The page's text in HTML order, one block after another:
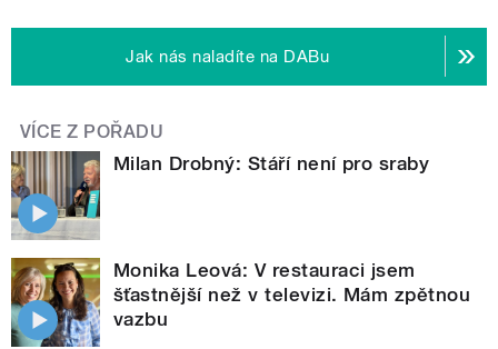
Jak nás naladíte na DABu
VÍCE Z POŘADU
Milan Drobný: Stáří není pro sraby
Monika Leová: V restauraci jsem
šťastnější než v televizi. Mám zpětnou
vazbu